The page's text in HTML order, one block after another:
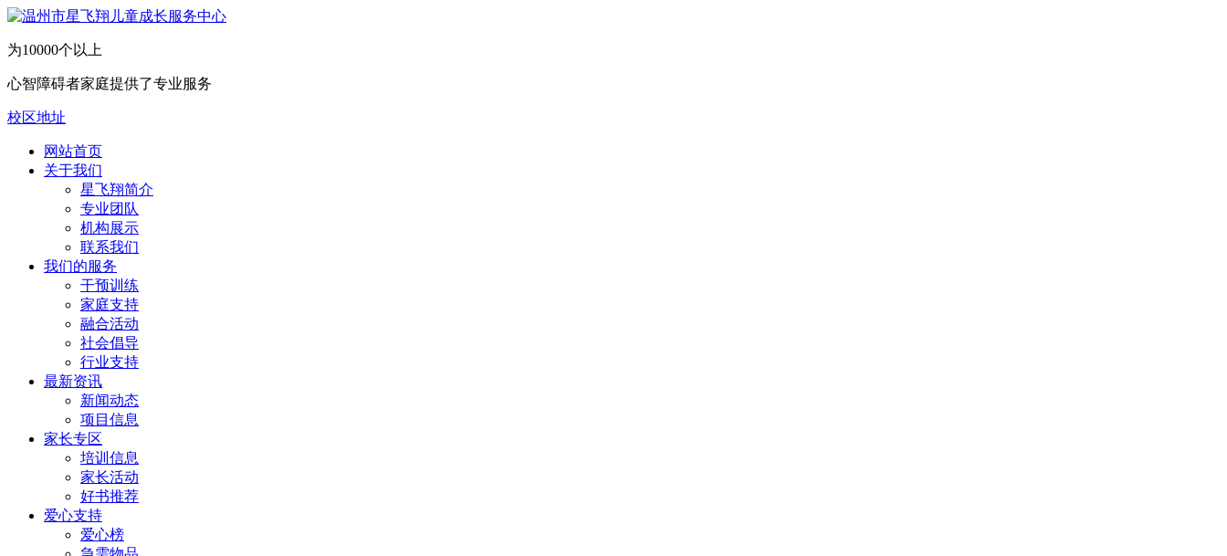
为10000个以上
心智障碍者家庭提供了专业服务
校区地址
网站首页
关于我们
​星飞翔简介
专业团队
机构展示
联系我们
我们的服务
干预训练
家庭支持
融合活动
社会倡导
行业支持
最新资讯
新闻动态
项目信息
家长专区
培训信息
家长活动
好书推荐
爱心支持
爱心榜